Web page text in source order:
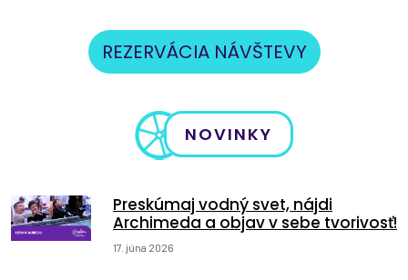
REZERVÁCIA NÁVŠTEVY
NOVINKY
Preskúmaj vodný svet, nájdi
Archimeda a objav v sebe tvorivosť!
17. júna 2026